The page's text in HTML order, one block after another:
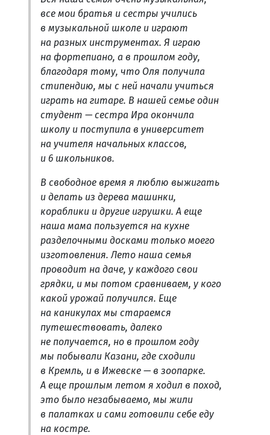
все мои братья и сестры учились
в музыкальной школе и играют
на разных инструментах. Я играю
на фортепиано, а в прошлом году,
благодаря тому, что Оля получила
стипендию, мы с ней начали учиться
играть на гитаре. В нашей семье один
студент — сестра Ира окончила
школу и поступила в университет
на учителя начальных классов,
и 6 школьников.
В свободное время я люблю выжигать
и делать из дерева машинки,
кораблики и другие игрушки. А еще
наша мама пользуется на кухне
разделочными досками только моего
изготовления. Лето наша семья
проводит на даче, у каждого свои
грядки, и мы потом сравниваем, у кого
какой урожай получился. Еще
на каникулах мы стараемся
путешествовать, далеко
не получается, но в прошлом году
мы побывали Казани, где сходили
в Кремль, и в Ижевске — в зоопарке.
А еще прошлым летом я ходил в поход,
это было незабываемо, мы жили
в палатках и сами готовили себе еду
на костре.